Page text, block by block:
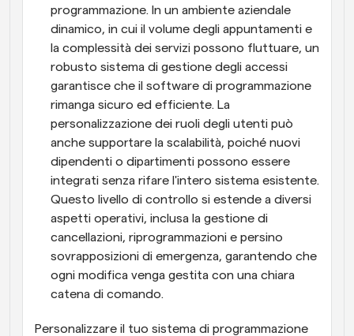
programmazione. In un ambiente aziendale
dinamico, in cui il volume degli appuntamenti e
la complessità dei servizi possono fluttuare, un
robusto sistema di gestione degli accessi
garantisce che il software di programmazione
rimanga sicuro ed efficiente. La
personalizzazione dei ruoli degli utenti può
anche supportare la scalabilità, poiché nuovi
dipendenti o dipartimenti possono essere
integrati senza rifare l'intero sistema esistente.
Questo livello di controllo si estende a diversi
aspetti operativi, inclusa la gestione di
cancellazioni, riprogrammazioni e persino
sovrapposizioni di emergenza, garantendo che
ogni modifica venga gestita con una chiara
catena di comando.
Personalizzare il tuo sistema di programmazione